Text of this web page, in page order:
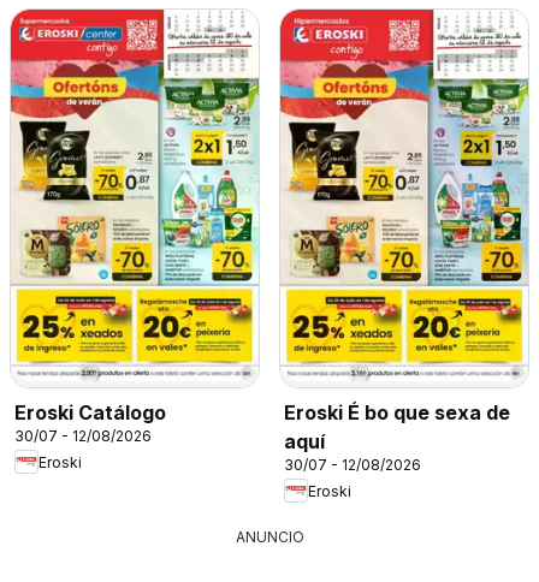
Eroski Catálogo
30/07 - 12/08/2026
Eroski
Eroski É bo que sexa de
aquí
30/07 - 12/08/2026
Eroski
ANUNCIO